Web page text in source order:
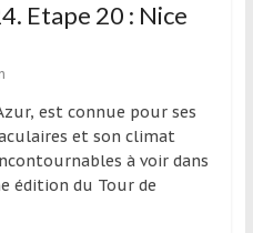
Etape 20 : Nice
est connue pour ses
et son climat
à voir dans
édition du Tour de